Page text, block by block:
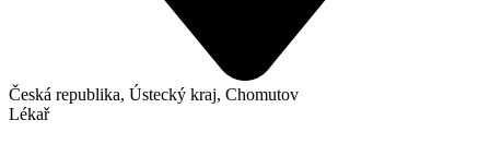
Česká republika, Ústecký kraj, Chomutov
Lékař